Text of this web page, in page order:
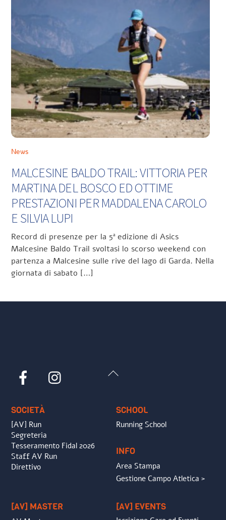
News
MALCESINE BALDO TRAIL: VITTORIA PER
MARTINA DEL BOSCO ED OTTIME
PRESTAZIONI PER MADDALENA CAROLO
E SILVIA LUPI
Record di presenze per la 5ª edizione di Asics
Malcesine Baldo Trail svoltasi lo scorso weekend con
partenza a Malcesine sulle rive del lago di Garda. Nella
giornata di sabato […]
Back
Facebook
SOCIETÀ
[AV] Run
Segreteria
Tesseramento Fidal 2026
Staff AV Run
Direttivo
SCHOOL
Running School
INFO
Area Stampa
Gestione Campo Atletica >
[AV] MASTER [AV] EVENTS